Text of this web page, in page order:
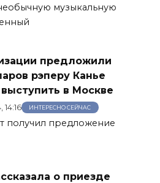
музыкальную
предложили
рэперу Канье
в Москве
14:16 ИНТЕРЕСНО СЕЙЧАС
получил предложение
о приезде